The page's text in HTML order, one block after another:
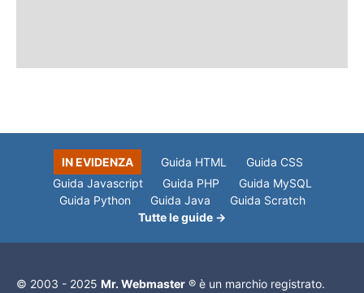
IN EVIDENZA Guida HTML
Guida CSS
Guida Javascript
Guida PHP
Guida MySQL
Guida Python
Guida Java
Guida Scratch
Tutte le guide →
© 2003 - 2025 Mr. Webmaster ® è un marchio registrato.